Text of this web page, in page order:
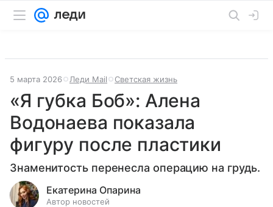
5 марта 2026 Леди Mail Светская жизнь
«Я губка Боб»: Алена
Водонаева показала
фигуру после пластики
Знаменитость перенесла операцию на грудь.
Екатерина Опарина
Автор новостей